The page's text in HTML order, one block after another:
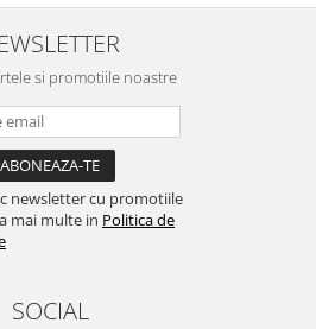
si promotiile noastre
newsletter cu promotiile
mai multe in Politica de
SOCIAL